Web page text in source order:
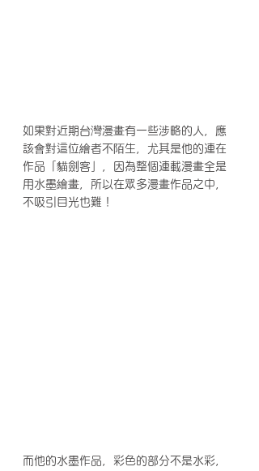
如果對近期台灣漫畫有一些涉略的人，應
該會對這位繪者不陌生，尤其是他的連在
作品「貓劍客」，因為整個連載漫畫全是
用水墨繪畫，所以在眾多漫畫作品之中，
不吸引目光也難！
而他的水墨作品，彩色的部分不是水彩，